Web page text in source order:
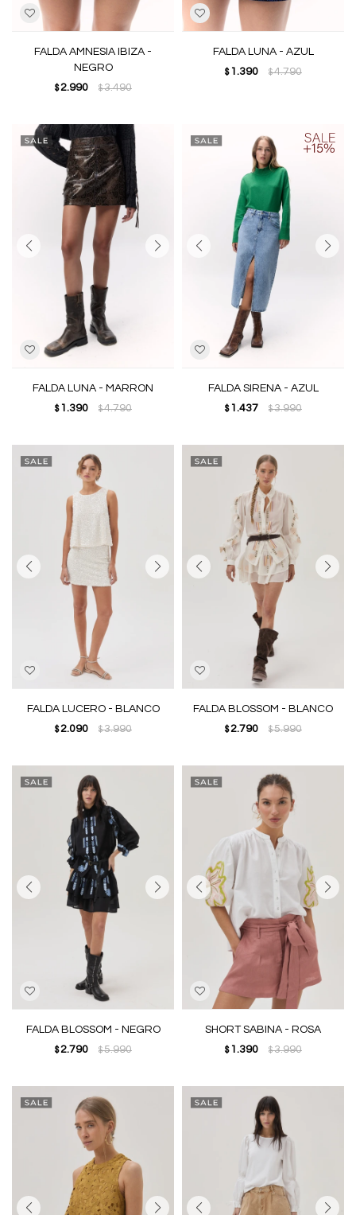
FALDA AMNESIA IBIZA -
NEGRO
$ 2.990 $3.490
FALDA LUNA - AZUL
$ 1.390 $4.790
FALDA LUNA - MARRON
$ 1.390 $4.790
FALDA SIRENA - AZUL
$ 1.437 $3.990
FALDA LUCERO - BLANCO
$ 2.090 $3.990
FALDA BLOSSOM - BLANCO
$ 2.790 $5.990
FALDA BLOSSOM - NEGRO
$ 2.790 $5.990
SHORT SABINA - ROSA
$ 1.390 $3.990